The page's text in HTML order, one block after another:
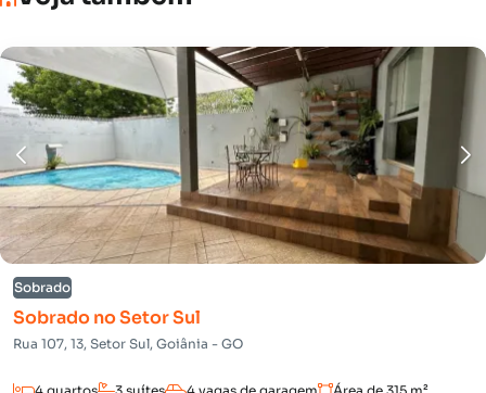
Sobrado
Sobrado no Setor Sul
Rua 107, 13, Setor Sul, Goiânia - GO